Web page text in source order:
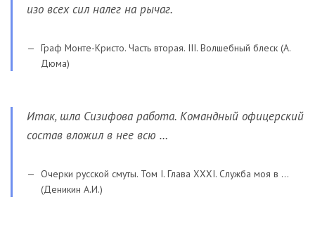
изо всех сил налег на рычаг.
Граф Монте-Кристо. Часть вторая. III. Волшебный блеск (А.
Дюма)
Итак, шла Сизифова работа. Командный офицерский
состав вложил в нее всю …
Очерки русской смуты. Том I. Глава XXXI. Служба моя в …
(Деникин А.И.)